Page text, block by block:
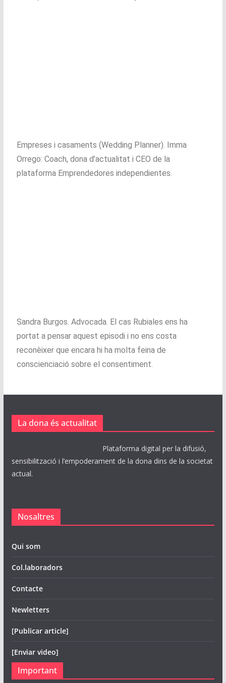
Empreses i casaments (Wedding Planner). Imma
Orrego: Coach, dona d’actualitat i CEO de la
plataforma Emprendedores independientes.
Sandra Burgos. Advocada. El cas Rubiales ens ha
portat a pensar aquest episodi i no ens costa
reconèixer que encara hi ha molta feina de
conscienciació sobre el consentiment.
La dona és actualitat
Plataforma digital per la difusió,
sensibilització i l’empoderament de la dona dins de la societat
actual.
Nosaltres
Qui som
Col.laboradors
Contacte
Newletters
[Publicar article]
[Enviar video]
Important